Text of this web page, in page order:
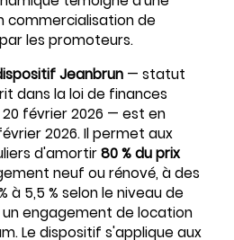
commercialisation de
les promoteurs.
Jeanbrun — statut
dans la loi de finances
février 2026 — est en
2026. Il permet aux
d'amortir80 % du prix
neuf ou rénové, à des
à 5,5 % selon le niveau de
engagement de location
Le dispositif s'applique aux